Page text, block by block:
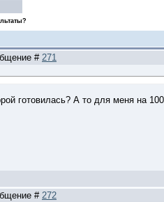
# 271
готовилась? А то для меня на
# 272